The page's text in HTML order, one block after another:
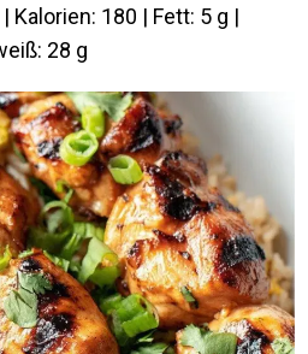
Kalorien: 180 | Fett: 5 g |
28 g